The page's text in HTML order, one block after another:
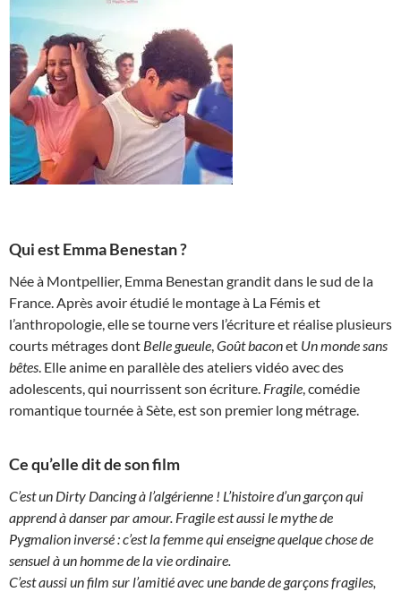
Qui est Emma Benestan ?
Née à Montpellier, Emma Benestan grandit dans le sud de la
France. Après avoir étudié le montage à La Fémis et
l’anthropologie, elle se tourne vers l’écriture et réalise plusieurs
courts métrages dont Belle gueule,Goût baconet Un monde sans
bêtes. Elle anime en parallèle des ateliers vidéo avec des
adolescents, qui nourrissent son écriture. Fragile, comédie
romantique tournée à Sète, est son premier long métrage.
Ce qu’elle dit de son film
C’est un Dirty Dancing à l’algérienne ! L’histoire d’un garçon qui
apprend à danser par amour. Fragile est aussi le mythe de
Pygmalion inversé : c’est la femme qui enseigne quelque chose de
sensuel à un homme de la vie ordinaire.
C’est aussi un film sur l’amitié avec une bande de garçons fragiles,